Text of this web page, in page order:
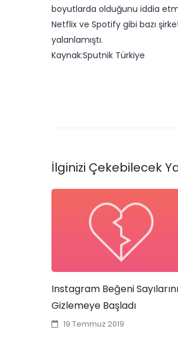
boyutlarda olduğunu iddia
Netflix ve Spotify gibi bazı
yalanlamıştı.
Kaynak:Sputnik Türkiye​
İlginizi Çekebilecek
Instagram Beğeni Sayılarını
Gizlemeye Başladı
19 Temmuz 2019